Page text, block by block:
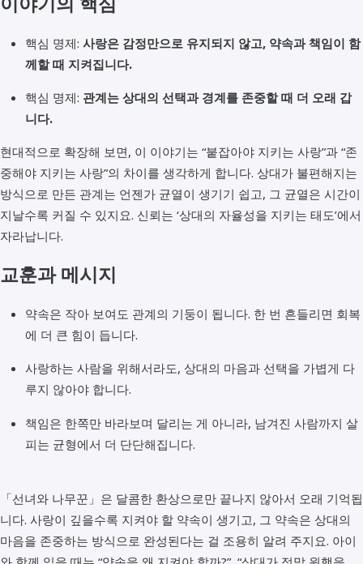
핵심 명제: 사랑은 감정만으로 유지되지 않고, 약속과 책임이 함
께할 때 지켜집니다.
핵심 명제: 관계는 상대의 선택과 경계를 존중할 때 더 오래 갑
니다.
현대적으로 확장해 보면, 이 이야기는 “붙잡아야 지키는 사랑”과 “존
중해야 지키는 사랑”의 차이를 생각하게 합니다. 상대가 불편해지는
방식으로 만든 관계는 언젠가 균열이 생기기 쉽고, 그 균열은 시간이
지날수록 커질 수 있지요. 신뢰는 ‘상대의 자율성을 지키는 태도’에서
자라납니다.
교훈과 메시지
약속은 작아 보여도 관계의 기둥이 됩니다. 한 번 흔들리면 회복
에 더 큰 힘이 듭니다.
사랑하는 사람을 위해서라도, 상대의 마음과 선택을 가볍게 다
루지 않아야 합니다.
책임은 한쪽만 바라보며 달리는 게 아니라, 남겨진 사람까지 살
피는 균형에서 더 단단해집니다.
「선녀와 나무꾼」은 달콤한 환상으로만 끝나지 않아서 오래 기억됩
니다. 사랑이 깊을수록 지켜야 할 약속이 생기고, 그 약속은 상대의
마음을 존중하는 방식으로 완성된다는 걸 조용히 알려 주지요. 아이